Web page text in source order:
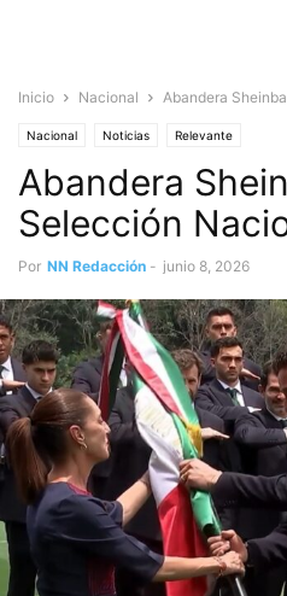
Inicio Nacional Abandera
Nacional Noticias Relevante
Abandera
Selección
Por NN Redacción - junio 8, 2026